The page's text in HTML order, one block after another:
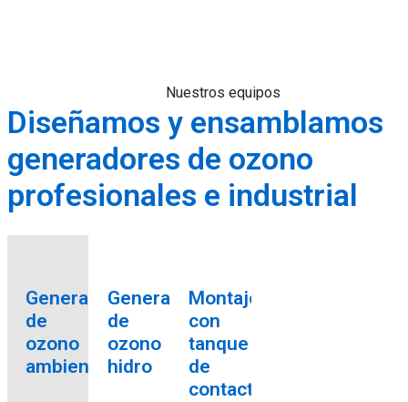
Nuestros equipos
Diseñamos y ensamblamos
generadores de ozono
profesionales e industrial
Generador
de
ozono
ambiental
Generador
de
ozono
hidro
Montaje
con
tanque
de
contacto